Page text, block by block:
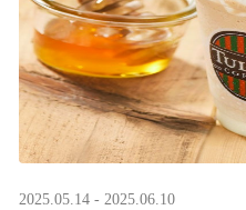
2025.05.14 - 2025.06.10